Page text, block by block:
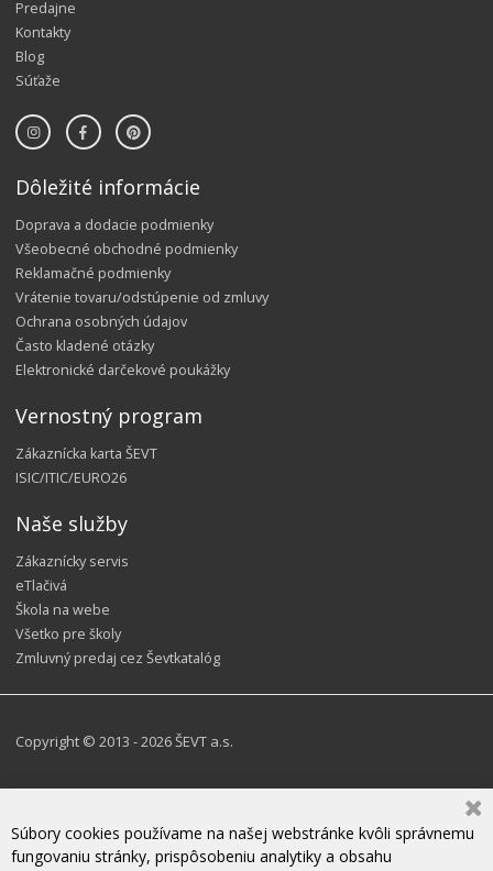
Predajne
Kontakty
Blog
Súťaže
Dôležité informácie
Doprava a dodacie podmienky
Všeobecné obchodné podmienky
Reklamačné podmienky
Vrátenie tovaru/odstúpenie od zmluvy
Ochrana osobných údajov
Často kladené otázky
Elektronické darčekové poukážky
Vernostný program
Zákaznícka karta ŠEVT
ISIC/ITIC/EURO26
Naše služby
Zákaznícky servis
eTlačivá
Škola na webe
Všetko pre školy
Zmluvný predaj cez Ševtkatalóg
Copyright © 2013 - 2026 ŠEVT a.s.
Súbory cookies používame na našej webstránke kvôli správnemu
fungovaniu stránky, prispôsobeniu analytiky a obsahu